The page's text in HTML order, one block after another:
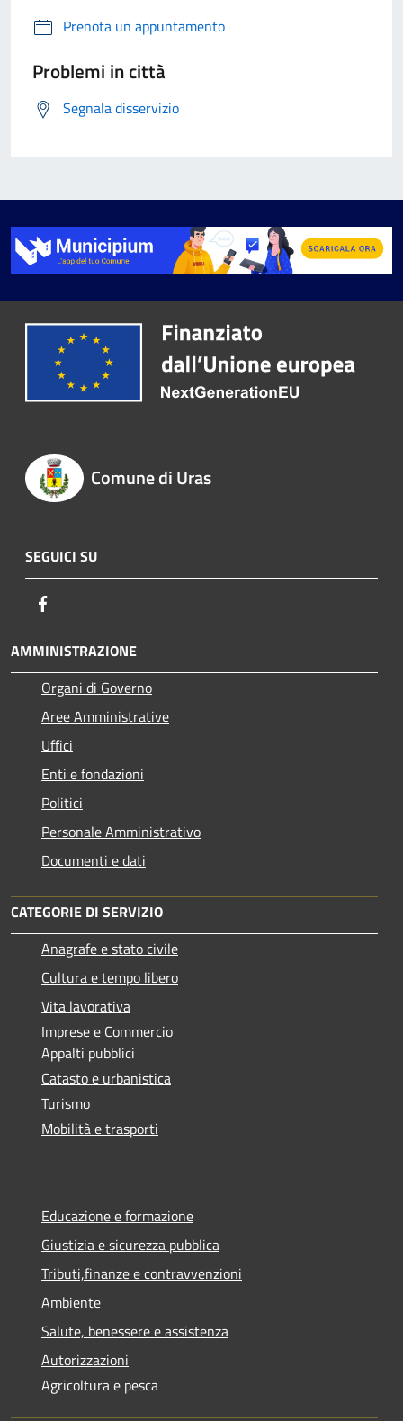
Prenota un appuntamento
Problemi in città
Segnala disservizio
Comune di Uras
SEGUICI SU
AMMINISTRAZIONE
Organi di Governo
Aree Amministrative
Uffici
Enti e fondazioni
Politici
Personale Amministrativo
Documenti e dati
CATEGORIE DI SERVIZIO
Anagrafe e stato civile
Cultura e tempo libero
Vita lavorativa
Imprese e Commercio
Appalti pubblici
Catasto e urbanistica
Turismo
Mobilità e trasporti
Educazione e formazione
Giustizia e sicurezza pubblica
Tributi,finanze e contravvenzioni
Ambiente
Salute, benessere e assistenza
Autorizzazioni
Agricoltura e pesca